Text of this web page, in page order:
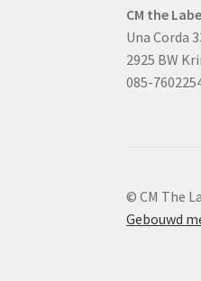
CM the
Una Corda
2925 BW
085-
© CM The
Gebouwd